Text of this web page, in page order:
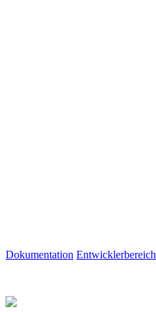
Dokumentation Entwicklerbereich